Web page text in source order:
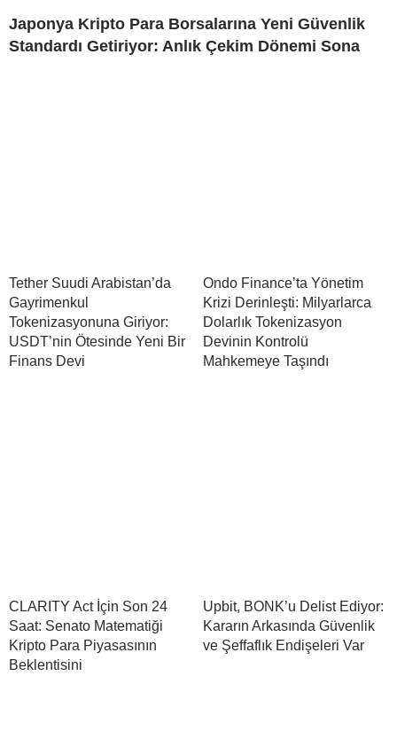
Japonya Kripto Para Borsalarına Yeni Güvenlik
Standardı Getiriyor: Anlık Çekim Dönemi Sona
Tether Suudi Arabistan’da
Gayrimenkul
Tokenizasyonuna Giriyor:
USDT’nin Ötesinde Yeni Bir
Finans Devi
Ondo Finance’ta Yönetim
Krizi Derinleşti: Milyarlarca
Dolarlık Tokenizasyon
Devinin Kontrolü
Mahkemeye Taşındı
CLARITY Act İçin Son 24
Saat: Senato Matematiği
Kripto Para Piyasasının
Beklentisini
Upbit, BONK’u Delist Ediyor:
Kararın Arkasında Güvenlik
ve Şeffaflık Endişeleri Var